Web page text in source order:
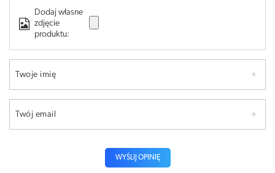
Dodaj własne
zdjęcie
produktu:
Twoje imię
Twój email
WYŚLIJ OPINIĘ